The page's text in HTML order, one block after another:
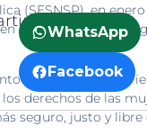
(SESNSP), en
enero de 2026 se
de las acciones
derechos de las
seguro, justo y libre
WhatsApp
Facebook